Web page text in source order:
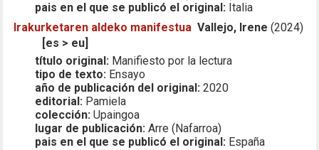
pais en el que se publicó el original: Italia
Irakurketaren aldeko manifestua Vallejo, Irene (2024)
[es > eu]
título original: Manifiesto por la lectura
tipo de texto: Ensayo
año de publicación del original: 2020
editorial: Pamiela
colección: Upaingoa
lugar de publicación: Arre (Nafarroa)
pais en el que se publicó el original: España